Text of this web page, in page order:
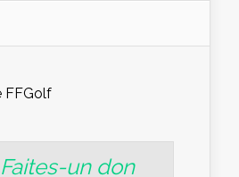
FFGolf
Faites-un don